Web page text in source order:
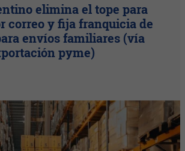
elimina el tope para
correo y fija franquicia de
envíos familiares (vía
pyme)